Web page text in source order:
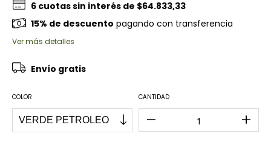
6 cuotas sin interés de $64.833,33
15% de descuento pagando con transferencia
Ver más detalles
Envío gratis
COLOR CANTIDAD